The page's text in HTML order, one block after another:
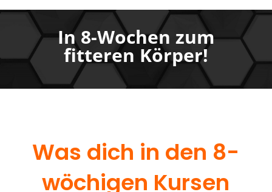
In 8-Wochen zum
fitteren Körper!
Was dich in den 8-
wöchigen Kursen